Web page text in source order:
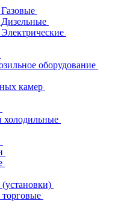
оборудование
камер
холодильные